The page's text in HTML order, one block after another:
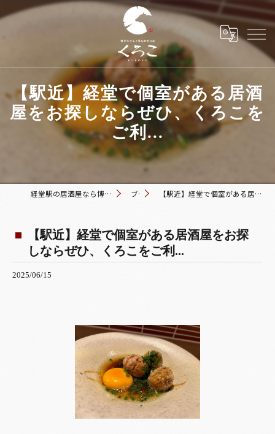
【駅近】経堂で個室がある居酒
屋をお探しならぜひ、くろこを
ご利...
経堂駅の居酒屋なら博多おでんと黒毛和牛の店 くろこ ブログ 【駅近】経堂で個室がある居酒屋をお探しならぜひ、くろこをご利...
【駅近】経堂で個室がある居酒屋をお探
しならぜひ、くろこをご利...
2025/06/15